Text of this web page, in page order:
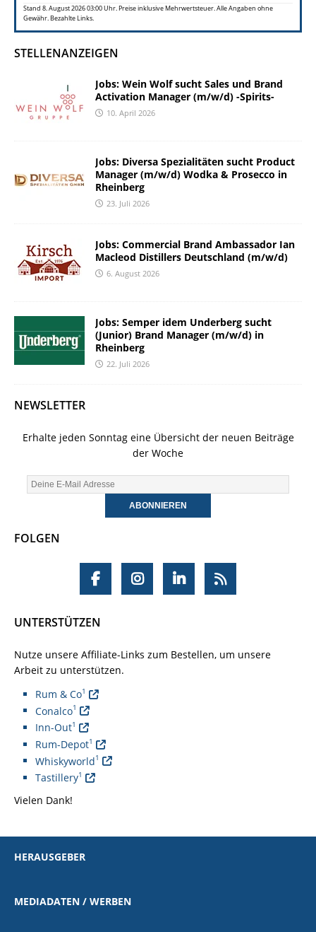
Stand 8. August 2026 03:00 Uhr. Preise inklusive Mehrwertsteuer. Alle Angaben ohne
Gewähr. Bezahlte Links.
STELLENANZEIGEN
Jobs: Wein Wolf sucht Sales und Brand
Activation Manager (m/w/d) -Spirits-
10. April 2026
Jobs: Diversa Spezialitäten sucht Product
Manager (m/w/d) Wodka & Prosecco in
Rheinberg
23. Juli 2026
Jobs: Commercial Brand Ambassador Ian
Macleod Distillers Deutschland (m/w/d)
6. August 2026
Jobs: Semper idem Underberg sucht
(Junior) Brand Manager (m/w/d) in
Rheinberg
22. Juli 2026
NEWSLETTER
Erhalte jeden Sonntag eine Übersicht der neuen Beiträge
der Woche
FOLGEN
UNTERSTÜTZEN
Nutze unsere Affiliate-Links zum Bestellen, um unsere
Arbeit zu unterstützen.
Rum & Co1
Conalco1
Inn-Out1
Rum-Depot1
Whiskyworld1
Tastillery1
Vielen Dank!
HERAUSGEBER
MEDIADATEN / WERBEN